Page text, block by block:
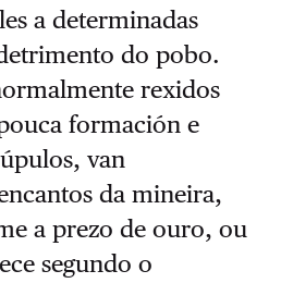
a determinadas
do pobo.
rexidos
formación e
van
da mineira,
a prezo de ouro, ou
segundo o